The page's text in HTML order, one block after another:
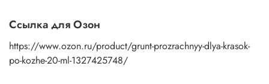
Ссылка для Озон
https://www.ozon.ru/product/grunt-prozrachnyy-dlya-krasok-
po-kozhe-20-ml-1327425748/